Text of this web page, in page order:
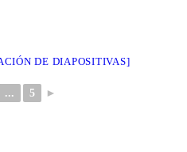
DE DIAPOSITIVAS]
... 5 ►